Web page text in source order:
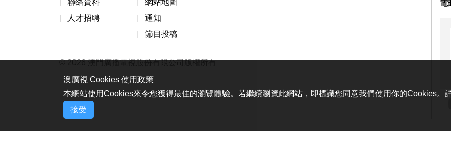
人才招聘
通知
節目投稿
© 2026 澳門廣播電視股份有限公司版權所有
電
澳廣視 Cookies 使用政策
本網站使用Cookies來令您獲得最佳的瀏覽體驗。若繼續瀏覽此網站，即標識您同意我們使用你的Cookies。
接受